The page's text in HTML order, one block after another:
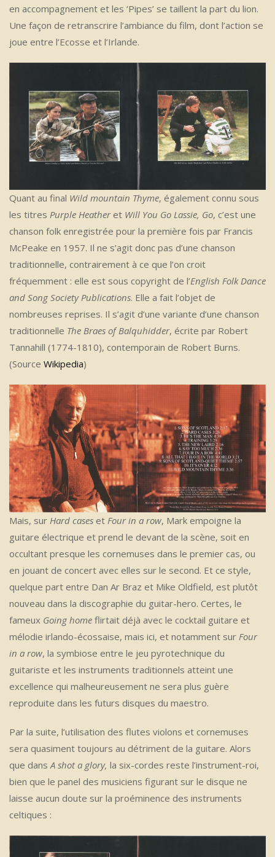
en accompagnement et les ‘Pipes’ se taillent la part du lion.
Une façon de retranscrire l’ambiance du film, dont l’action se
joue entre l’Ecosse et l’Irlande.
Quant au final Wild mountain Thyme, également connu sous
les titres Purple Heatheret Will You Go Lassie, Go, c’est une
chanson folk enregistrée pour la première fois par Francis
McPeake en 1957. Il ne s’agit donc pas d’une chanson
traditionnelle, contrairement à ce que l’on croit
fréquemment : elle est sous copyright de l’English Folk Dance
and Song Society Publications. Elle a fait l’objet de
nombreuses reprises. Il s’agit d’une variante d’une chanson
traditionnelle The Braes of Balquhidder, écrite par Robert
Tannahill (1774-1810), contemporain de Robert Burns.
(Source Wikipedia)
Mais, sur Hard cases et Four in a row, Mark empoigne la
guitare électrique et prend le devant de la scène, soit en
occultant presque les cornemuses dans le premier cas, ou
en jouant de concert avec elles sur le second. Et ce style,
quelque part entre Dan Ar Braz et Mike Oldfield, est plutôt
nouveau dans la discographie du guitar-hero. Certes, le
fameux Going home flirtait déjà avec le cocktail guitare et
mélodie irlando-écossaise, mais ici, et notamment sur Four
in a row, la symbiose entre le jeu pyrotechnique du
guitariste et les instruments traditionnels atteint une
excellence qui malheureusement ne sera plus guère
reproduite dans les futurs disques du maestro.
Par la suite, l’utilisation des flutes violons et cornemuses
sera quasiment toujours au détriment de la guitare. Alors
que dans A shot a glory, la six-cordes reste l’instrument-roi,
bien que le panel des musiciens figurant sur le disque ne
laisse aucun doute sur la proéminence des instruments
celtiques :